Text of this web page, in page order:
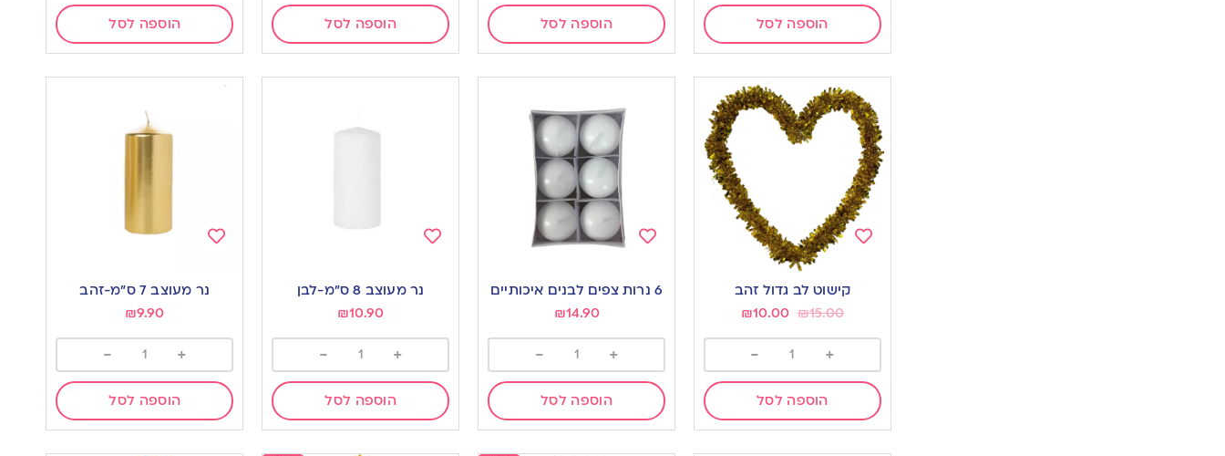
הוספה לסל הוספה לסל הוספה לסל הוספה לסל
wishlist
קישוט לב גדול זהב
₪15.00
₪10.00
+
-
הוספה לסל
to
6 נרות צפים לבנים איכותיים
₪14.90
+
-
הוספה לסל
נר מעוצב 8 ס”מ-לבן
₪10.90
+
-
הוספה לסל
נר מעוצב 7 ס”מ-זהב
₪9.90
+
-
הוספה לסל